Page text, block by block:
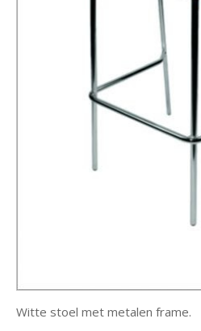
Witte stoel met metalen frame.